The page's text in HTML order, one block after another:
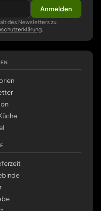
Anmelden
des Newsletters zu,